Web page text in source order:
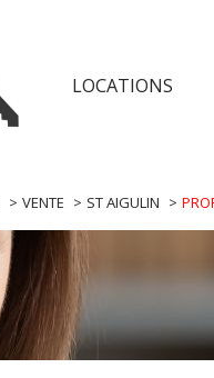
LOCATIONS
BUDGET
VENTE ST AIGULIN